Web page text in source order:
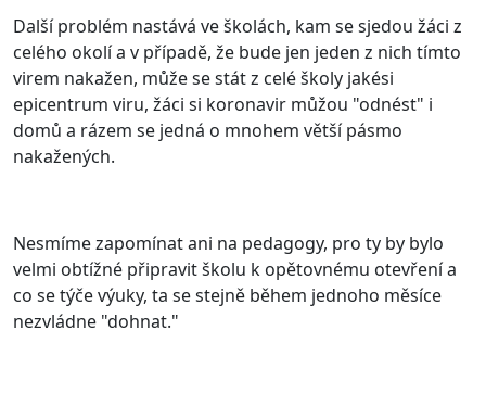
Další problém nastává ve školách, kam se sjedou žáci z
celého okolí a v případě, že bude jen jeden z nich tímto
virem nakažen, může se stát z celé školy jakési
epicentrum viru, žáci si koronavir můžou "odnést" i
domů a rázem se jedná o mnohem větší pásmo
nakažených.
Nesmíme zapomínat ani na pedagogy, pro ty by bylo
velmi obtížné připravit školu k opětovnému otevření a
co se týče výuky, ta se stejně během jednoho měsíce
nezvládne "dohnat."